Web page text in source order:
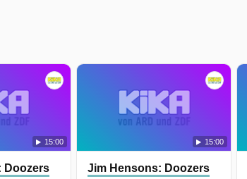
15:00
Doozers
15:00
Jim Hensons: Doozers